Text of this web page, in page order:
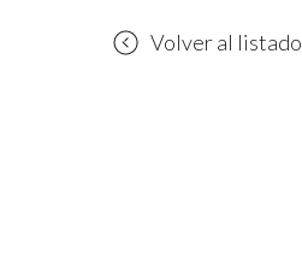
Volver al listado